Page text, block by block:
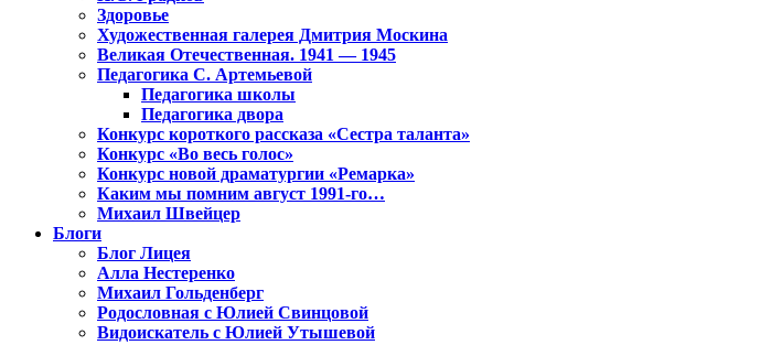
Здоровье
Художественная галерея Дмитрия Москина
Великая Отечественная. 1941 — 1945
Педагогика С. Артемьевой
Педагогика школы
Педагогика двора
Конкурс короткого рассказа «Сестра таланта»
Конкурс «Во весь голос»
Конкурс новой драматургии «Ремарка»
Каким мы помним август 1991-го…
Михаил Швейцер
Блоги
Блог Лицея
Алла Нестеренко
Михаил Гольденберг
Родословная с Юлией Свинцовой
Видоискатель с Юлией Утышевой